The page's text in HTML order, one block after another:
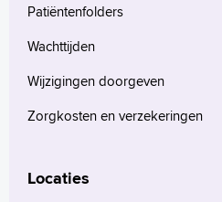
Patiëntenfolders
Wachttijden
Wijzigingen doorgeven
Zorgkosten en verzekeringen
Locaties